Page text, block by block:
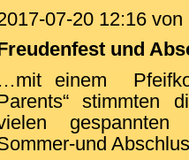
07-20 12:16 von
und
…mit einem
stimmten
gespannten
und